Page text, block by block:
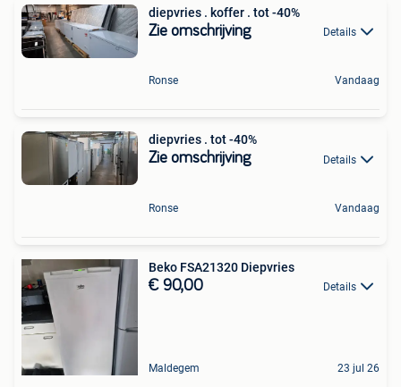
diepvries . koffer . tot -40%
Zie omschrijving Details
Ronse Vandaag
diepvries . tot -40%
Zie omschrijving Details
Ronse Vandaag
Beko FSA21320 Diepvries
€ 90,00 Details
Maldegem 23 jul 26